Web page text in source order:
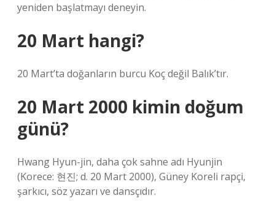
yeniden başlatmayı deneyin.
20 Mart hangi?
20 Mart’ta doğanların burcu Koç değil Balık’tır.
20 Mart 2000 kimin doğum
günü?
Hwang Hyun-jin, daha çok sahne adı Hyunjin
(Korece: 현진; d. 20 Mart 2000), Güney Koreli rapçi,
şarkıcı, söz yazarı ve dansçıdır.